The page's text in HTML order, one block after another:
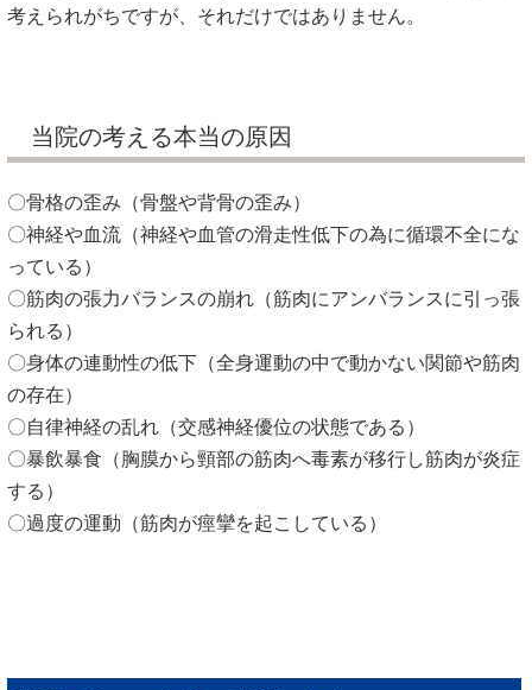
考えられがちですが、それだけではありません。
当院の考える本当の原因
〇骨格の歪み（骨盤や背骨の歪み）
〇神経や血流（神経や血管の滑走性低下の為に循環不全にな
っている）
〇筋肉の張力バランスの崩れ（筋肉にアンバランスに引っ張
られる）
〇身体の連動性の低下（全身運動の中で動かない関節や筋肉
の存在）
〇自律神経の乱れ（交感神経優位の状態である）
〇暴飲暴食（胸膜から頸部の筋肉へ毒素が移行し筋肉が炎症
する）
〇過度の運動（筋肉が痙攣を起こしている）